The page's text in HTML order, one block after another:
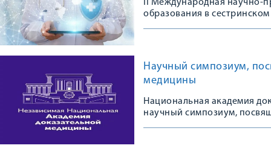
II Международная научно-
образования в
Научный симпозиум,
медицины
Национальная академия
научный симпозиум,